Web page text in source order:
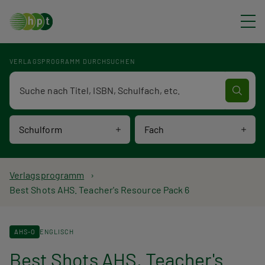
VERLAGSPROGRAMM DURCHSUCHEN
Schulform Fach
Verlagsprogramm Volltextsuche
P
a
d
Verlagsprogramm
Best Shots AHS. Teacher's Resource Pack 6
AHS-O ENGLISCH
Best Shots AHS. Teacher's